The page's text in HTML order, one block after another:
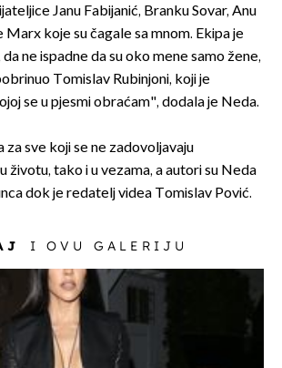
Janu Fabijanić, Branku Sovar, Anu
Marx koje su čagale sa mnom. Ekipa je
ne ispadne da su oko mene samo žene,
Tomislav Rubinjoni, koji je
se u pjesmi obraćam", dodala je Neda.
za sve koji se ne zadovoljavaju
životu, tako i u vezama, a autori su Neda
dok je redatelj videa Tomislav Pović.
I OVU GALERIJU